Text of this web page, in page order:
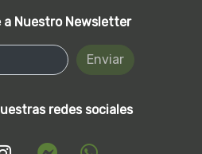
a Nuestro Newsletter
Enviar
redes sociales